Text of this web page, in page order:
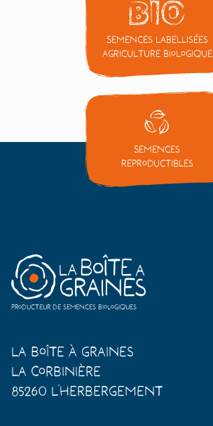
Semences labellisées
Agriculture Biologique
Semences
reproductibles
Producteur de semences biologiques
La Boîte à Graines
La Corbinière
85260 L'Herbergement